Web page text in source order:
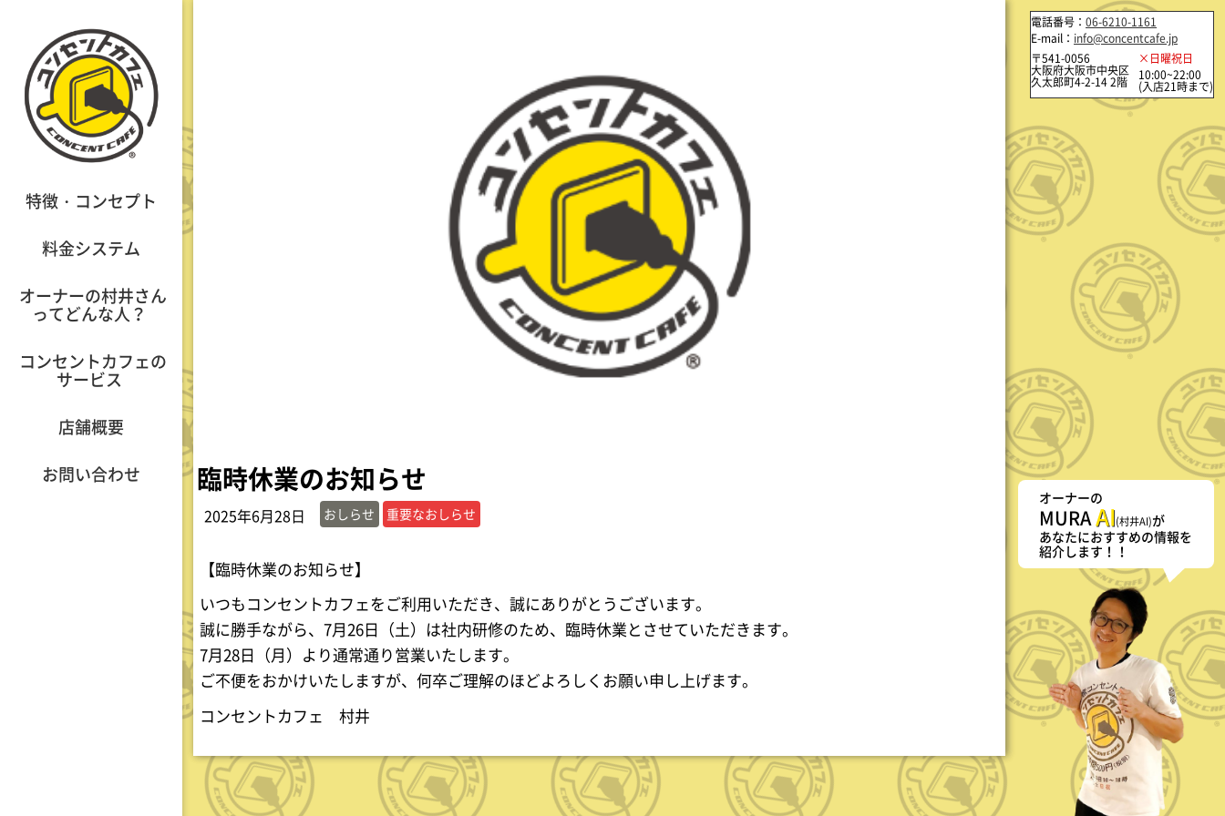
特徴・コンセプト
料金システム
オーナーの村井さん
ってどんな人？
コンセントカフェの
サービス
店舗概要
お問い合わせ
臨時休業のお知らせ
2025年6月28日 おしらせ 重要なおしらせ
【臨時休業のお知らせ】
いつもコンセントカフェをご利用いただき、誠にありがとうございます。
誠に勝手ながら、7月26日（土）は社内研修のため、臨時休業とさせていただきます。
7月28日（月）より通常通り営業いたします。
ご不便をおかけいたしますが、何卒ご理解のほどよろしくお願い申し上げます。
コンセントカフェ 村井
電話番号： 06-6210-1161
E-mail： info@concentcafe.jp
〒541-0056
大阪府大阪市中央区
久太郎町4-2-14 2階
×日曜祝日
10:00~22:00
(入店21時まで)
オーナーの
MURAAI(村井AI)が
あなたにおすすめの情報を
紹介します！！